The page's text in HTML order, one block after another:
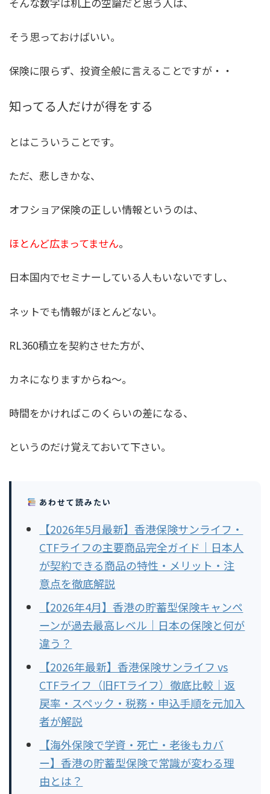
そう思っておけばいい。
保険に限らず、投資全般に言えることですが・・
知ってる人だけが得をする
とはこういうことです。
ただ、悲しきかな、
オフショア保険の正しい情報というのは、
ほとんど広まってません。
日本国内でセミナーしている人もいないですし、
ネットでも情報がほとんどない。
RL360積立を契約させた方が、
カネになりますからね〜。
時間をかければこのくらいの差になる、
というのだけ覚えておいて下さい。
あわせて読みたい
【2026年5月最新】香港保険サンライフ・
CTFライフの主要商品完全ガイド｜日本人
が契約できる商品の特性・メリット・注
意点を徹底解説
【2026年4月】香港の貯蓄型保険キャンペ
ーンが過去最高レベル｜日本の保険と何が
違う？
【2026年最新】香港保険サンライフ vs
CTFライフ（旧FTライフ）徹底比較｜返
戻率・スペック・税務・申込手順を元加入
者が解説
【海外保険で学資・死亡・老後もカバ
ー】香港の貯蓄型保険で常識が変わる理
由とは？